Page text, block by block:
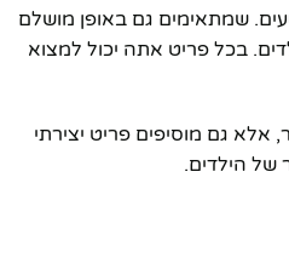
שמתאימים גם באופן מושלם
בכל פריט אתה יכול למצוא
גם מוסיפים פריט יצירתי
של הילדים.